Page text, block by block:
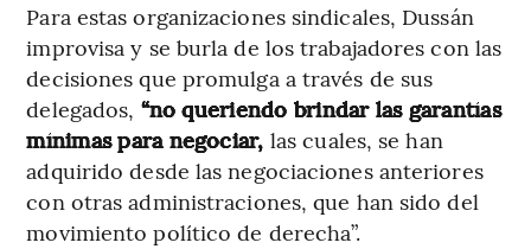
Para estas organizaciones sindicales, Dussán
improvisa y se burla de los trabajadores con las
decisiones que promulga a través de sus
delegados, “no queriendo brindar las garantías
mínimas para negociar, las cuales, se han
adquirido desde las negociaciones anteriores
con otras administraciones, que han sido del
movimiento político de derecha”.